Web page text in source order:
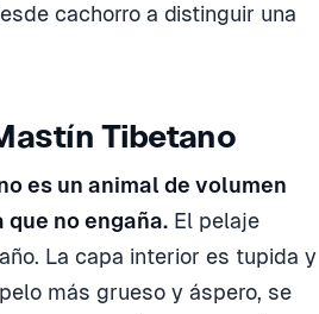
cachorro a distinguir una
Tibetano
es un animal de volumen
no engaña. El pelaje
La capa interior es tupida y
más grueso y áspero, se